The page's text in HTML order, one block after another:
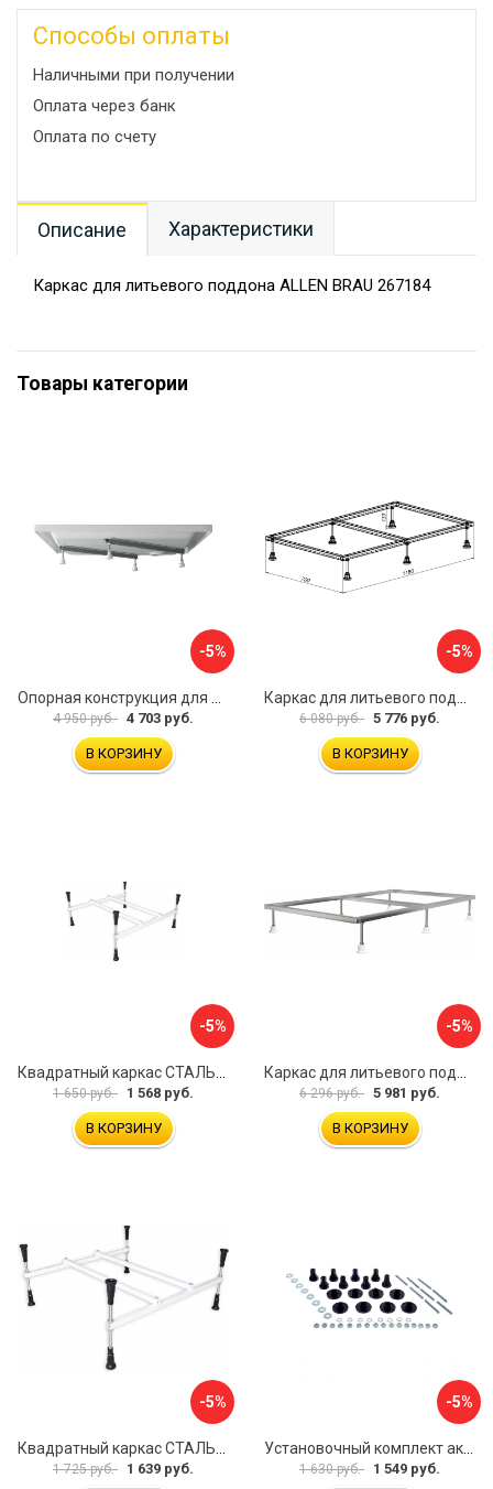
Способы оплаты
Наличными при получении
Оплата через банк
Оплата по счету
Описание Характеристики
Каркас для литьевого поддона ALLEN BRAU 267184
Товары категории
-5%
4 950 руб. 4 703 руб.
В КОРЗИНУ
-5%
6 080 руб. 5 776 руб.
В КОРЗИНУ
-5%
Квадратный каркас СТАЛЬВЕНТ 00-00000147
1 650 руб. 1 568 руб.
В КОРЗИНУ
-5%
Каркас для литьевого поддона ALLEN BRAU 267187
6 296 руб. 5 981 руб.
В КОРЗИНУ
-5%
1 725 руб. 1 639 руб.
-5%
1 630 руб. 1 549 руб.